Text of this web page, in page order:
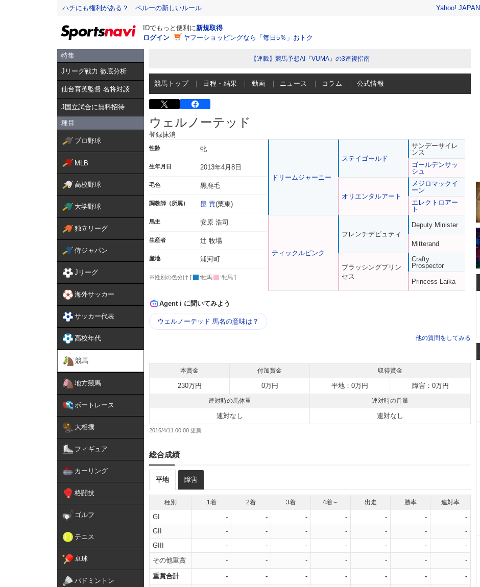
ハチにも権利がある？ ペルーの新しいルール Yahoo! JAPAN
IDでもっと便利に新規取得
ログイン
ヤフーショッピングなら「毎日5％」おトク
特集
Jリーグ戦力 徹底分析
仙台育英監督 名将対談
J国立試合に無料招待
種目
プロ野球
MLB
高校野球
大学野球
独立リーグ
侍ジャパン
Jリーグ
海外サッカー
サッカー代表
高校年代
競馬
地方競馬
ボートレース
大相撲
フィギュア
カーリング
格闘技
ゴルフ
テニス
卓球
バドミントン
【連載】競馬予想AI『VUMA』の3連複指南
競馬トップ 日程・結果 動画 ニュース コラム 公式情報
ウェルノーテッド
登録抹消
性齢 牝
生年月日 2013年4月8日
毛色 黒鹿毛
調教師（所属） 昆 貢(栗東)
馬主 安原 浩司
生産者 辻 牧場
産地 浦河町
※性別の色分け [ :牡馬 :牝馬 ]
ドリームジャーニー
ティックルピンク
ステイゴールド
オリエンタルアート
フレンチデピュティ
ブラッシングプリン
セス
サンデーサイレ
ンス
ゴールデンサッ
シュ
メジロマックイ
ーン
エレクトロアー
ト
Deputy Minister
Mitterand
Crafty
Prospector
Princess Laika
Agent i に聞いてみよう
ウェルノーテッド 馬名の意味は？
他の質問をしてみる
本賞金 付加賞金 収得賞金
230万円 0万円 平地：0万円 障害：0万円
連対時の馬体重 連対時の斤量
連対なし 連対なし
2016/4/11 00:00
総合成績
平地 障害
種別 1着 2着 3着 4着～ 出走 勝率 連対率
GI - - - - - -
-
GII
- - - - - -
-
GIII
- - - - - -
-
その他重賞
- - - - - - -
重賞合計 - - - - - - -